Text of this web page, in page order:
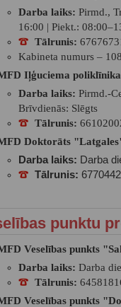
Darba laiks: Pirmd.,
16:00 | Piekt.:
Tālrunis:
Kabineta numurs –
Iļģuciema poliklīnika
Darba laiks: Pirmd.-
Brīvdienās: Slēgts
Tālrunis:
Doktorāts
Darba laiks: Darba
Tālrunis:
punktu
Veselības punkts
Darba laiks: Darba
Tālrunis:
Veselības punkts